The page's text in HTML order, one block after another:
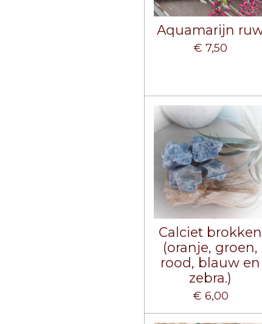
Aquamarijn
€ 7,50
Calciet brokken
(oranje, groen,
rood, blauw en
zebra.)
€ 6,00